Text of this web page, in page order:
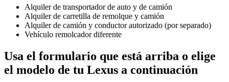
Alquiler de transportador de auto y de camión
Alquiler de carretilla de remolque y camión
Alquiler de camión y conductor autorizado (por separado)
Vehículo remolcador diferente
Usa el formulario que está arriba o elige
el modelo de tu Lexus a continuación